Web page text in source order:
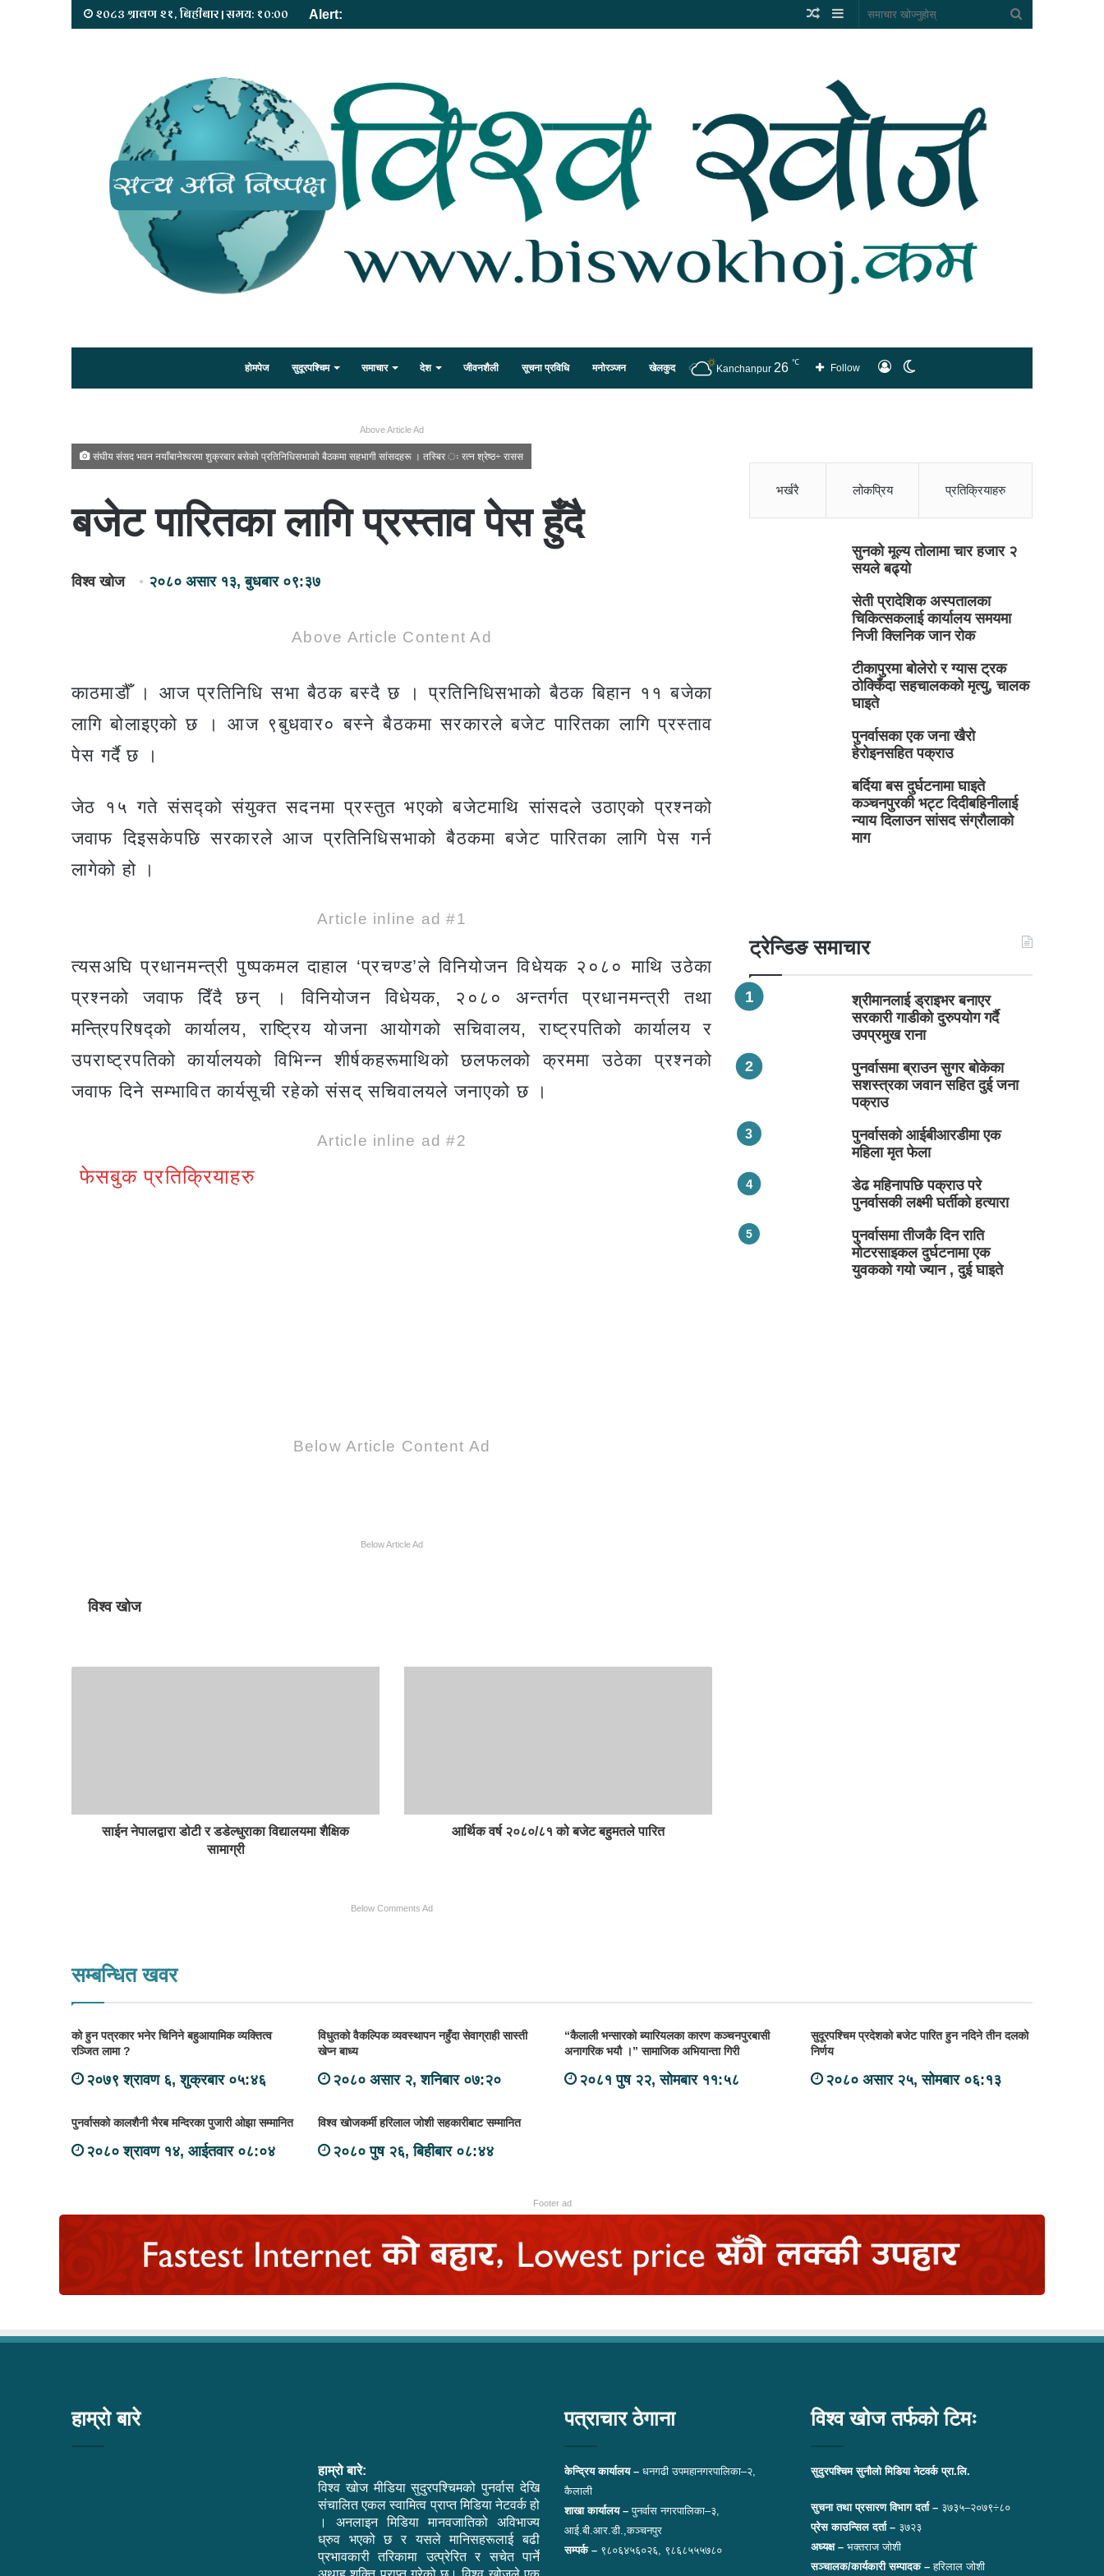
२०८३ श्रावण २१, बिहीबार | समय: १०:०० Alert: Sidebar
Random
होमपेज सुदूरपश्चिम समाचार देश जीवनशैली सूचना प्रविधि मनोरञ्जन खेलकुद लगइन
Follow
Kanchanpur 26 ℃
Above Article Ad
संघीय संसद भवन नयाँबानेश्वरमा शुक्रबार बसेको प्रतिनिधिसभाको बैठकमा सहभागी सांसदहरू । तस्बिर ः रत्न श्रेष्ठ÷ रासस
बजेट पारितका लागि प्रस्ताव पेस हुँदै
विश्व खोज २०८० असार १३, बुधबार ०९:३७
Above Article Content Ad
काठमाडौँ । आज प्रतिनिधि सभा बैठक बस्दै छ । प्रतिनिधिसभाको बैठक बिहान ११ बजेका
लागि बोलाइएको छ । आज ९बुधवार० बस्ने बैठकमा सरकारले बजेट पारितका लागि प्रस्ताव
पेस गर्दै छ ।
जेठ १५ गते संसद्को संयुक्त सदनमा प्रस्तुत भएको बजेटमाथि सांसदले उठाएको प्रश्नको
जवाफ दिइसकेपछि सरकारले आज प्रतिनिधिसभाको बैठकमा बजेट पारितका लागि पेस गर्न
लागेको हो ।
Article inline ad #1
त्यसअघि प्रधानमन्त्री पुष्पकमल दाहाल ‘प्रचण्ड’ले विनियोजन विधेयक २०८० माथि उठेका
प्रश्नको जवाफ दिँदै छन् । विनियोजन विधेयक, २०८० अन्तर्गत प्रधानमन्त्री तथा
मन्त्रिपरिषद्को कार्यालय, राष्ट्रिय योजना आयोगको सचिवालय, राष्ट्रपतिको कार्यालय र
उपराष्ट्रपतिको कार्यालयको विभिन्न शीर्षकहरूमाथिको छलफलको क्रममा उठेका प्रश्नको
जवाफ दिने सम्भावित कार्यसूची रहेको संसद् सचिवालयले जनाएको छ ।
Article inline ad #2
फेसबुक प्रतिक्रियाहरु
Below Article Content Ad
Below Article Ad
विश्व खोज
साईन नेपालद्वारा डोटी र डडेल्धुराका विद्यालयमा शैक्षिक
सामाग्री
आर्थिक वर्ष २०८०/८१ को बजेट बहुमतले पारित
Below Comments Ad
भर्खरै लोकप्रिय प्रतिक्रियाहरु
सुनको मूल्य तोलामा चार हजार २
सयले बढ्यो
सेती प्रादेशिक अस्पतालका
चिकित्सकलाई कार्यालय समयमा
निजी क्लिनिक जान रोक
टीकापुरमा बोलेरो र ग्यास ट्रक
ठोक्किँदा सहचालकको मृत्यु, चालक
घाइते
पुनर्वासका एक जना खैरो
हेरोइनसहित पक्राउ
बर्दिया बस दुर्घटनामा घाइते
कञ्चनपुरकी भट्ट दिदीबहिनीलाई
न्याय दिलाउन सांसद संग्रौलाको
माग
ट्रेन्डिङ समाचार
श्रीमानलाई ड्राइभर बनाएर
सरकारी गाडीको दुरुपयोग गर्दै
उपप्रमुख राना
पुनर्वासमा ब्राउन सुगर बोकेका
सशस्त्रका जवान सहित दुई जना
पक्राउ
पुनर्वासको आईबीआरडीमा एक
महिला मृत फेला
डेढ महिनापछि पक्राउ परे
पुनर्वासकी लक्ष्मी घर्तीको हत्यारा
पुनर्वासमा तीजकै दिन राति
मोटरसाइकल दुर्घटनामा एक
युवकको गयो ज्यान , दुई घाइते
सम्बन्धित खवर
को हुन पत्रकार भनेर चिनिने बहुआयामिक व्यक्तित्व
रञ्जित लामा ?
२०७९ श्रावण ६, शुक्रबार ०५:४६
विधुतको वैकल्पिक व्यवस्थापन नहुँदा सेवाग्राही सास्ती
खेप्न बाध्य
२०८० असार २, शनिबार ०७:२०
“कैलाली भन्सारको ब्यारियलका कारण कञ्चनपुरबासी
अनागरिक भयौ ।” सामाजिक अभियान्ता गिरी
२०८१ पुष २२, सोमबार ११:५८
सुदूरपश्चिम प्रदेशको बजेट पारित हुन नदिने तीन दलको
निर्णय
२०८० असार २५, सोमबार ०६:१३
पुनर्वासको कालशैनी भैरब मन्दिरका पुजारी ओझा सम्मानित
२०८० श्रावण १४, आईतवार ०८:०४
विश्व खोजकर्मी हरिलाल जोशी सहकारीबाट सम्मानित
२०८० पुष २६, बिहीबार ०८:४४
Footer ad
हाम्रो बारे
हाम्रो बारे:
विश्व खोज मीडिया सुदुरपश्चिमको पुनर्वास देखि
संचालित एकल स्वामित्व प्राप्त मिडिया नेटवर्क हो
। अनलाइन मिडिया मानवजातिको अविभाज्य
ध्रुव भएको छ र यसले मानिसहरूलाई बढी
प्रभावकारी तरिकामा उत्प्रेरित र सचेत पार्ने
पत्राचार ठेगाना
केन्द्रिय कार्यालय – धनगढी उपमहानगरपालिका–२,
कैलाली
शाखा कार्यालय –पुनर्वास नगरपालिका–३,
आई.बी.आर.डी.,कञ्चनपुर
सम्पर्क – ९८०६४५६०२६, ९८६८५५५७८०
विश्व खोज तर्फको टिमः
सुदुरपश्चिम सुनौलो मिडिया नेटवर्क प्रा.लि.
सुचना तथा प्रसारण विभाग दर्ता – ३७३५–२०७९÷८०
प्रेस काउन्सिल दर्ता – ३७२३
अध्यक्ष – भक्तराज जोशी
सञ्चालक/कार्यकारी सम्पादक – हरिलाल जोशी